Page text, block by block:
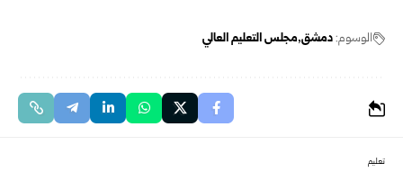
الوسوم:دمشق مجلس التعليم العالي
تعليم